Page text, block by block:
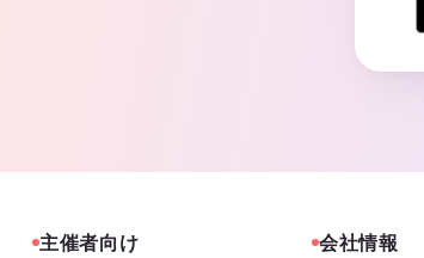
主催者向け 会社情報